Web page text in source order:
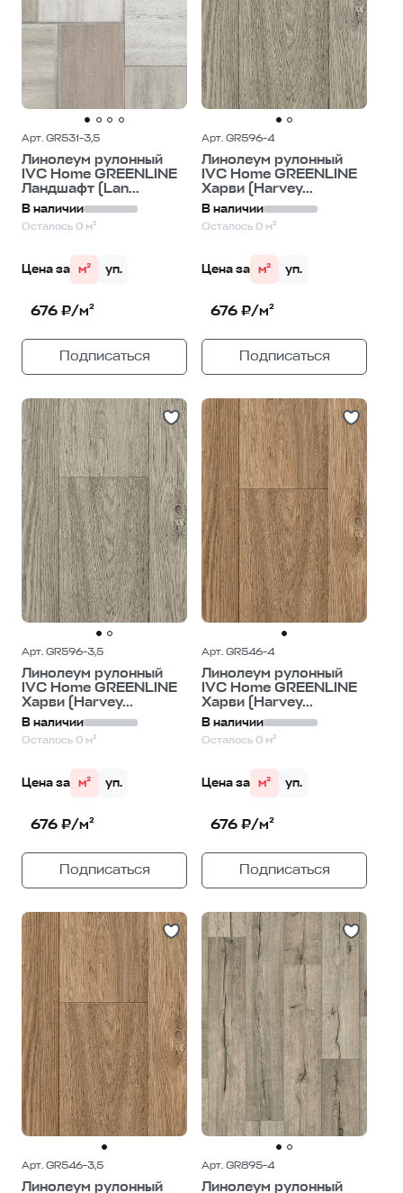
Арт. GR531-3,5
Линолеум рулонный
IVC Home GREENLINE
Ландшафт (Lan...
В наличии
Осталось 0 м²
Цена за м² уп.
676 ₽/м²
Подписаться
Арт. GR596-4
Линолеум рулонный
IVC Home GREENLINE
Харви (Harvey...
В наличии
Осталось 0 м²
Цена за м² уп.
676 ₽/м²
Подписаться
Арт. GR596-3,5
Линолеум рулонный
IVC Home GREENLINE
Харви (Harvey...
В наличии
Осталось 0 м²
Цена за м² уп.
676 ₽/м²
Подписаться
Арт. GR546-4
Линолеум рулонный
IVC Home GREENLINE
Харви (Harvey...
В наличии
Осталось 0 м²
Цена за м² уп.
676 ₽/м²
Подписаться
Арт. GR546-3,5
Линолеум рулонный
Арт. GR895-4
Линолеум рулонный